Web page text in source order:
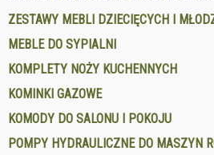
ZESTAWY MEBLI DZIECIĘCYCH I
MEBLE DO SYPIALNI
KOMPLETY NOŻY KUCHENNYCH
KOMINKI GAZOWE
KOMODY DO SALONU I POKOJU
POMPY HYDRAULICZNE DO MASZYN